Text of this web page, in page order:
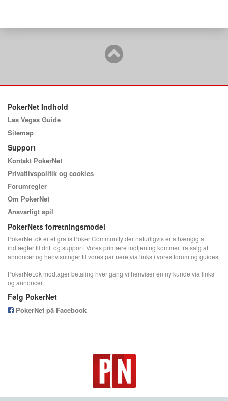
PokerNet Indhold
Las Vegas Guide
Sitemap
Support
Kontakt PokerNet
Privatlivspolitik og cookies
Forumregler
Om PokerNet
Ansvarligt spil
PokerNets forretningsmodel
PokerNet.dk er et gratis Poker Community der naturligvis er afhængig af
indtægter til drift og support. Vores primære indtjening kommer fra salg af
annoncer og henvisninger til vores partnere via links i vores forum og guides.
PokerNet.dk modtager betaling hver gang vi henviser en ny kunde via links
og annoncer.
Følg PokerNet
PokerNet på Facebook